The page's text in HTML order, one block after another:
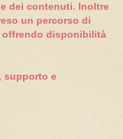
dei contenuti. Inoltre
un percorso di
offrendo disponibilità
supporto e